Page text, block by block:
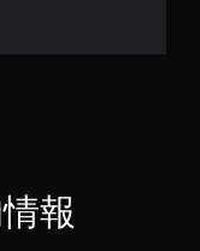
報